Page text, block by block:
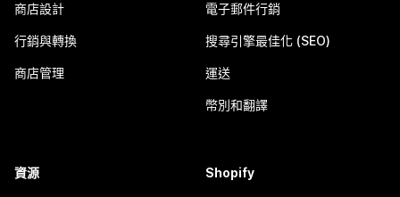
商店設計
行銷與轉換
商店管理
電子郵件行銷
搜尋引擎最佳化 (SEO)
運送
幣別和翻譯
資源 Shopify